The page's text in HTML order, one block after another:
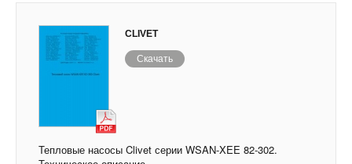
CLIVET
Скачать
Тепловые насосы Clivet серии WSAN-XEE 82-302.